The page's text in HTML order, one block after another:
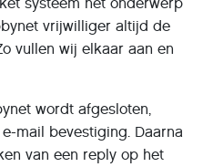
vrijwilliger altijd de
vullen wij elkaar aan en
wordt afgesloten,
mail bevestiging. Daarna
van een reply op het